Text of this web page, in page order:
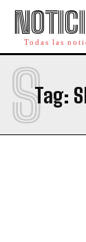
Todas las
Tag:
S